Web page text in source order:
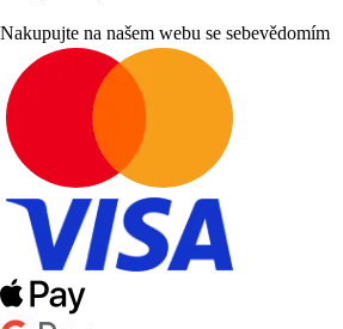
Nakupujte na našem webu se sebevědomím